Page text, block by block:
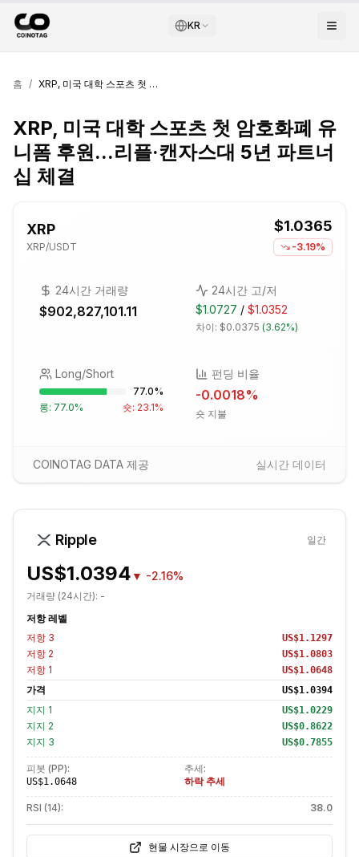
KR
홈 / XRP, 미국 대학 스포츠 첫 암호화폐 유니폼 후원...리플·캔자스대 5년 파트너십 체결
XRP, 미국 대학 스포츠 첫 암호화폐 유
니폼 후원...리플·캔자스대 5년 파트너
십 체결
XRP
XRP/USDT
$1.0365
-3.19%
24시간 거래량
$902,827,101.11
24시간 고/저
$1.0727 / $1.0352
차이: $0.0375 (3.62%)
Long/Short
77.0%
롱: 77.0% 숏: 23.1%
펀딩 비율
-0.0018%
숏 지불
COINOTAG DATA 제공 실시간 데이터
Ripple 일간
US$1.0394 ▼ -2.16%
거래량 (24시간): -
저항 레벨
저항 3 US$1.1297
저항 2 US$1.0803
저항 1 US$1.0648
가격 US$1.0394
지지 1 US$1.0229
지지 2 US$0.8622
지지 3 US$0.7855
피봇 (PP):
US$1.0648
추세:
하락 추세
RSI (14): 38.0
현물 시장으로 이동